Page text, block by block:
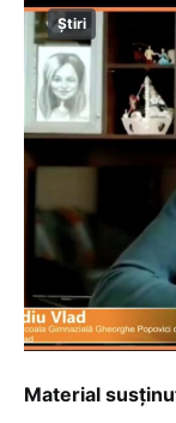
Știri
Material